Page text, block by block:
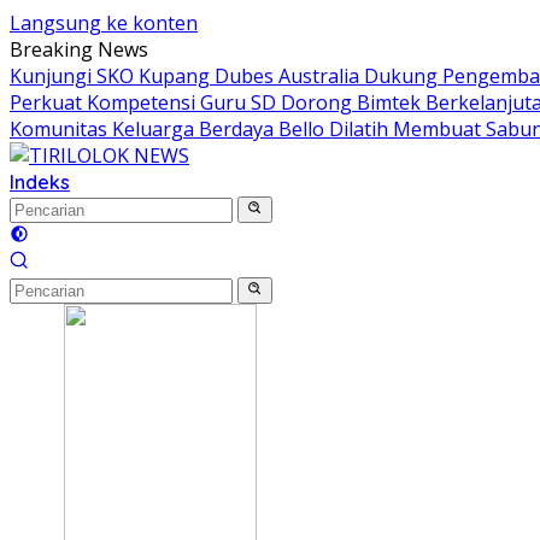
Langsung ke konten
Breaking News
Kunjungi SKO Kupang Dubes Australia Dukung
Perkuat Kompetensi Guru SD Dorong Bimtek
Komunitas Keluarga Berdaya Bello Dilatih Membuat
Indeks